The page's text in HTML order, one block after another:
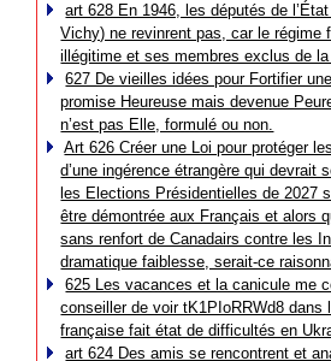
art 628 En 1946, les députés de
Vichy) ne revinrent pas, car le régime
illégitime et ses membres exclus de
627 De vieilles idées pour Fortifier
promise Heureuse mais devenue
n’est pas Elle, formulé ou non.
Art 626 Créer une Loi pour protéger
d’une ingérence étrangère qui devrait
les Elections Présidentielles de 2027
être démontrée aux Français et alors
sans renfort de Canadairs contre les
dramatique faiblesse, serait-ce
625 Les vacances et la canicule me
conseiller de voir tK1PIoRRWd8 dans
française fait état de difficultés en
art 624 Des amis se rencontrent et